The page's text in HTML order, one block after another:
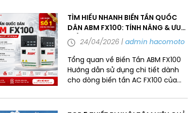
TÌM HIỂU NHANH BIẾN TẦN QUỐC
DÂN ABM FX100: TÍNH NĂNG & ƯU
ĐIỂM
24/04/2026 admin hacomoto
Tổng quan về Biến Tần ABM FX100
Hướng dẫn sử dụng chi tiết dành
cho dòng biến tần AC FX100 của
hành. Nguồn văn bản cung cấp